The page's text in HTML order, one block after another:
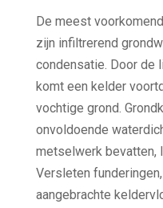
De meest
zijn infiltrerend
condensatie. Door de
komt een kelder
vochtige grond.
onvoldoende
metselwerk bevatten,
Versleten
aangebrachte